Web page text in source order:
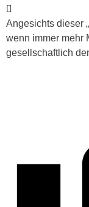
Angesichts dieser
wenn immer mehr
gesellschaftlich